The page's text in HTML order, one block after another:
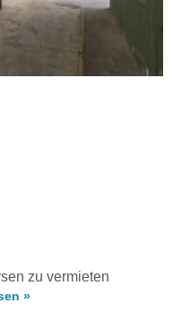
zu vermieten
»